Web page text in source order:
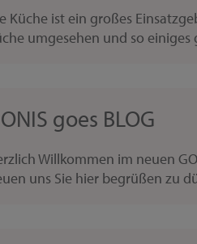
Küche ist ein großes
umgesehen und so
goes BLOG
Willkommen im neuen
uns Sie hier begrüßen zu